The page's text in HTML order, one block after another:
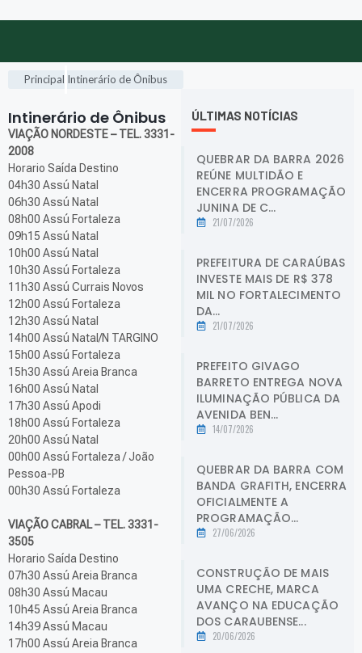
Principal Intinerário de Ônibus
Intinerário de Ônibus
VIAÇÃO NORDESTE – TEL. 3331-
2008
Horario Saída Destino
04h30 Assú Natal
06h30 Assú Natal
08h00 Assú Fortaleza
09h15 Assú Natal
10h00 Assú Natal
10h30 Assú Fortaleza
11h30 Assú Currais Novos
12h00 Assú Fortaleza
12h30 Assú Natal
14h00 Assú Natal/N TARGINO
15h00 Assú Fortaleza
15h30 Assú Areia Branca
16h00 Assú Natal
17h30 Assú Apodi
18h00 Assú Fortaleza
20h00 Assú Natal
00h00 Assú Fortaleza / João
Pessoa-PB
00h30 Assú Fortaleza
VIAÇÃO CABRAL – TEL. 3331-
3505
Horario Saída Destino
07h30 Assú Areia Branca
08h30 Assú Macau
10h45 Assú Areia Branca
14h39 Assú Macau
17h00 Assú Areia Branca
ÚLTIMAS NOTÍCIAS
QUEBRAR DA BARRA 2026
REÚNE MULTIDÃO E
ENCERRA PROGRAMAÇÃO
JUNINA DE C...
21/07/2026
PREFEITURA DE CARAÚBAS
INVESTE MAIS DE R$ 378
MIL NO FORTALECIMENTO
DA...
21/07/2026
PREFEITO GIVAGO
BARRETO ENTREGA NOVA
ILUMINAÇÃO PÚBLICA DA
AVENIDA BEN...
14/07/2026
QUEBRAR DA BARRA COM
BANDA GRAFITH, ENCERRA
OFICIALMENTE A
PROGRAMAÇÃO...
27/06/2026
CONSTRUÇÃO DE MAIS
UMA CRECHE, MARCA
AVANÇO NA EDUCAÇÃO
DOS CARAUBENSE...
20/06/2026